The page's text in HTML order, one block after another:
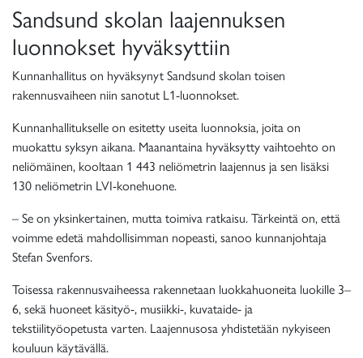
Sandsund skolan laajennuksen
luonnokset hyväksyttiin
Kunnanhallitus on hyväksynyt Sandsund skolan toisen
rakennusvaiheen niin sanotut L1-luonnokset.
Kunnanhallitukselle on esitetty useita luonnoksia, joita on
muokattu syksyn aikana. Maanantaina hyväksytty vaihtoehto on
neliömäinen, kooltaan 1 443 neliömetrin laajennus ja sen lisäksi
130 neliömetrin LVI-konehuone.
– Se on yksinkertainen, mutta toimiva ratkaisu. Tärkeintä on, että
voimme edetä mahdollisimman nopeasti, sanoo kunnanjohtaja
Stefan Svenfors.
Toisessa rakennusvaiheessa rakennetaan luokkahuoneita luokille 3–
6, sekä huoneet käsityö-, musiikki-, kuvataide- ja
tekstiilityöopetusta varten. Laajennusosa yhdistetään nykyiseen
kouluun käytävällä.